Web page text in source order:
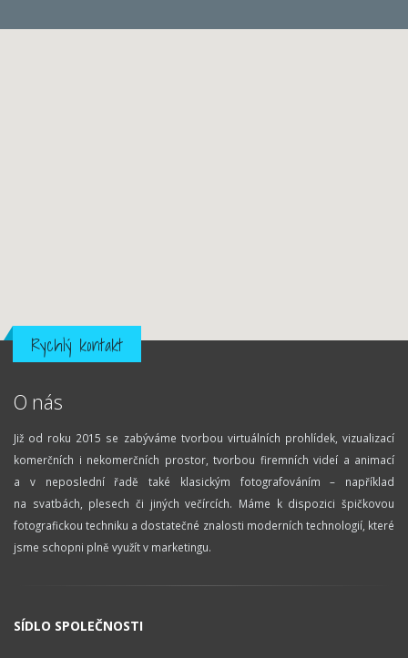
Rychlý kontakt
O nás
Již od roku 2015 se zabýváme tvorbou virtuálních prohlídek, vizualizací
komerčních i nekomerčních prostor, tvorbou firemních videí a animací
a v neposlední řadě také klasickým fotografováním – například
na svatbách, plesech či jiných večírcích. Máme k dispozici špičkovou
fotografickou techniku a dostatečné znalosti moderních technologií, které
jsme schopni plně využít v marketingu.
SÍDLO SPOLEČNOSTI